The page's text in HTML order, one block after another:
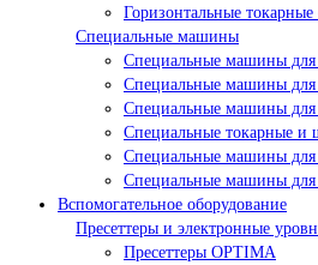
Горизонтальные
Специальные машины
Специальные машины для
Специальные машины для
Специальные машины для
Специальные токарные и
Специальные машины для
Специальные машины для
Вспомогательное оборудование
Пресеттеры и электронные
Пресеттеры OPTIMA